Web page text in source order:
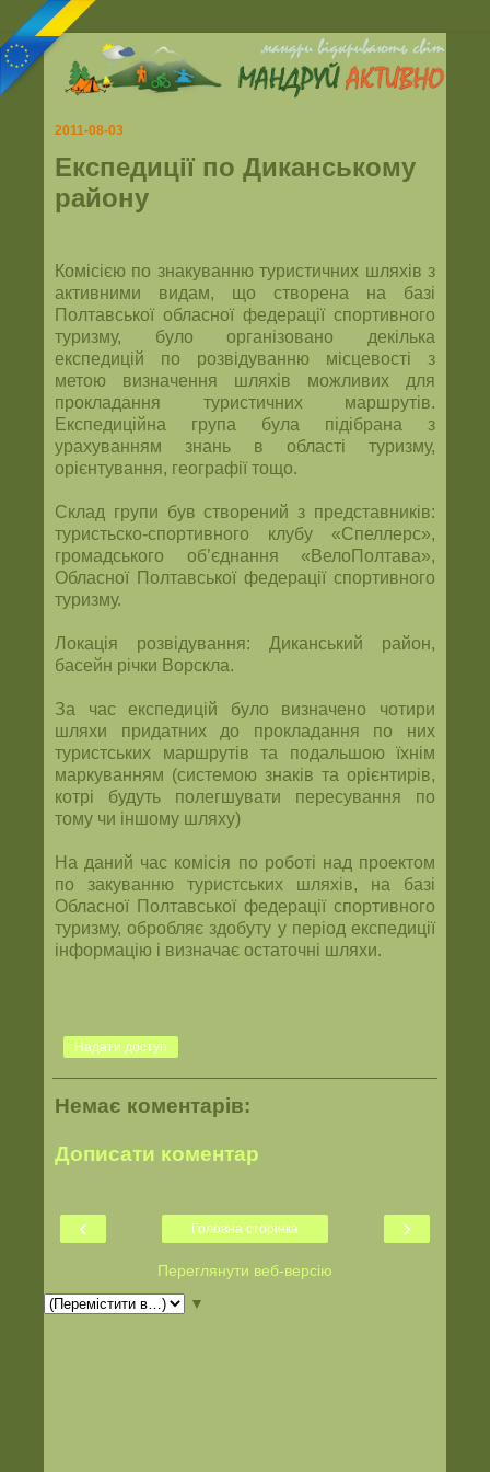
2011-08-03
Експедиції по Диканському
району
Комісією по знакуванню туристичних шляхів з
активними видам, що створена на базі
Полтавської обласної федерації спортивного
туризму, було організовано декілька
експедицій по розвідуванню місцевості з
метою визначення шляхів можливих для
прокладання туристичних маршрутів.
Експедиційна група була підібрана з
урахуванням знань в області туризму,
орієнтування, географії тощо.
Склад групи був створений з представників:
туристьско-спортивного клубу «Спеллерс»,
громадського об’єднання «ВелоПолтава»,
Обласної Полтавської федерації спортивного
туризму.
Локація розвідування: Диканський район,
басейн річки Ворскла.
За час експедицій було визначено чотири
шляхи придатних до прокладання по них
туристських маршрутів та подальшою їхнім
маркуванням (системою знаків та орієнтирів,
котрі будуть полегшувати пересування по
тому чи іншому шляху)
На даний час комісія по роботі над проектом
по закуванню туристських шляхів, на базі
Обласної Полтавської федерації спортивного
туризму, обробляє здобуту у період експедиції
інформацію і визначає остаточні шляхи.
Надати доступ
Немає коментарів:
Дописати коментар
‹ ›
Головна сторінка
Переглянути веб-версію
▼